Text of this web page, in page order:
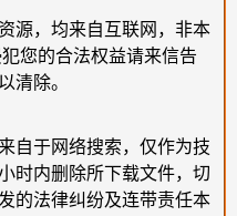
源，均来自互联网，非本
您的合法权益请来信告
清除。
自于网络搜索，仅作为技
时内删除所下载文件，切
的法律纠纷及连带责任本